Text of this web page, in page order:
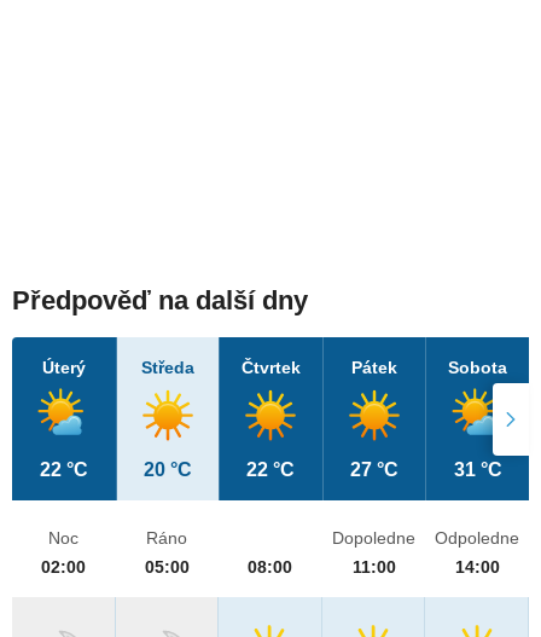
Předpověď na další dny
Úterý
22 °C
Středa
20 °C
Čtvrtek
22 °C
Pátek
27 °C
Sobota
31 °C
Noc
02:00
Ráno
05:00
08:00
Dopoledne
11:00
Odpoledne
14:00